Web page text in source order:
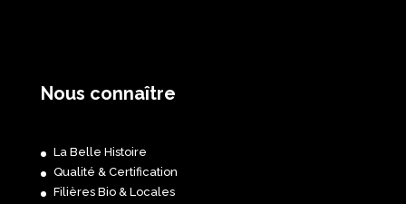
Nous connaître
La Belle Histoire
Qualité & Certification
Filières Bio & Locales